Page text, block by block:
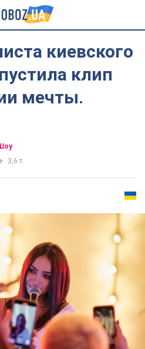
киевского
клип
мечты.
3,6 т.